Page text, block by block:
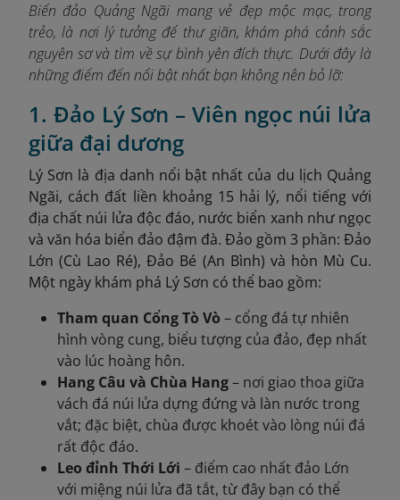
Biển đảo Quảng Ngãi mang vẻ đẹp mộc mạc, trong
trẻo, là nơi lý tưởng để thư giãn, khám phá cảnh sắc
nguyên sơ và tìm về sự bình yên đích thực. Dưới đây là
những điểm đến nổi bật nhất bạn không nên bỏ lỡ:
1. Đảo Lý Sơn – Viên ngọc núi lửa
giữa đại dương
Lý Sơn là địa danh nổi bật nhất của du lịch Quảng
Ngãi, cách đất liền khoảng 15 hải lý, nổi tiếng với
địa chất núi lửa độc đáo, nước biển xanh như ngọc
và văn hóa biển đảo đậm đà. Đảo gồm 3 phần: Đảo
Lớn (Cù Lao Ré), Đảo Bé (An Bình) và hòn Mù Cu.
Một ngày khám phá Lý Sơn có thể bao gồm:
Tham quan Cổng Tò Vò – cổng đá tự nhiên
hình vòng cung, biểu tượng của đảo, đẹp nhất
vào lúc hoàng hôn.
Hang Câu và Chùa Hang– nơi giao thoa giữa
vách đá núi lửa dựng đứng và làn nước trong
vắt; đặc biệt, chùa được khoét vào lòng núi đá
rất độc đáo.
Leo đỉnh Thới Lới – điểm cao nhất đảo Lớn
với miệng núi lửa đã tắt, từ đây bạn có thể